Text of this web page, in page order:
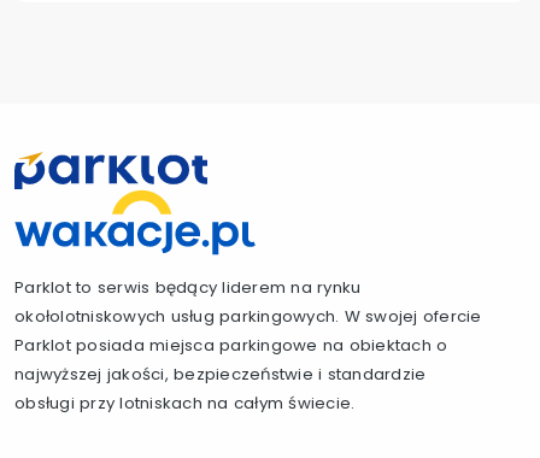
Parklot to serwis będący liderem na rynku
okołolotniskowych usług parkingowych. W swojej ofercie
Parklot posiada miejsca parkingowe na obiektach o
najwyższej jakości, bezpieczeństwie i standardzie
obsługi przy lotniskach na całym świecie.